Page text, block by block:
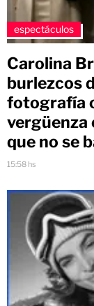
espectáculos
Carolina
burlezcos
fotografía
vergüenza
que no se
15:58 hs